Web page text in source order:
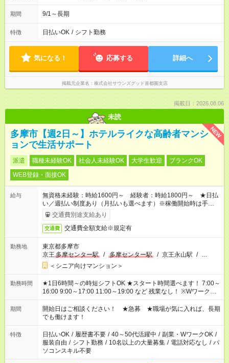
期間 9/1～長期
特徴 日払いOK / シフト勤務
気になる！ 応募する 詳細へ
掲載元企業名 株式会社サウンズグッド首都圏支店
掲載日：2026.08.06
未読
NEW
多摩市【週2日～】ホテルライクな高齢者マンシ
ョンで生活サポート
派遣 職種未経験OK 社会人未経験OK 大学生歓迎
ブランクOK
WEB登録・面接OK
給与
無資格未経験：時給1600円～ 経験者：時給1800円～ ★日払
い／週払い制度あり（月払いも選べます）※稼働開始時は手続き
完了次第のお支払いとなります。
交通費別途支給あり
交通費 交通費全額支給※規定有
勤務地
東京都多摩市
京王 多摩センター駅 / 多摩センター駅 / 京王永山駅 / …
＜シニア向けマンション＞
勤務時間
★1日6時間～の時短シフトOK ★スタート時間選べます！ 7:00～
16:00 9:00～17:00 11:00～19:00 など 残業なし！ ※Wワークの
場合、他のお仕事と合わせ週40時間超の就業はご案内できませ
ん ※法令に基づき、週20時間以上勤務は社会保険への加入対象
となります ※労働者派遣法（日雇い派遣の原則禁止）により、
短時間・短期間の就業はご案内が難しい場合があります
期間
開始日はご相談ください！ ★急募 ★職場が気に入れば、長期
でも働けます！
特徴 日払いOK / 履歴書不要 / 40～50代活躍中 / 副業・WワークOK /
服装自由 / シフト勤務 / 10名以上の大量募集 / 電話対応なし / パ
ソコンスキル不要